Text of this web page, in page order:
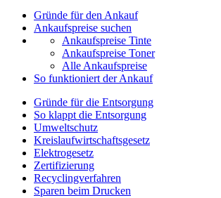
Gründe für den Ankauf
Ankaufspreise suchen
Ankaufspreise Tinte
Ankaufspreise Toner
Alle Ankaufspreise
So funktioniert der Ankauf
Gründe für die Entsorgung
So klappt die Entsorgung
Umweltschutz
Kreislaufwirtschaftsgesetz
Elektrogesetz
Zertifizierung
Recyclingverfahren
Sparen beim Drucken